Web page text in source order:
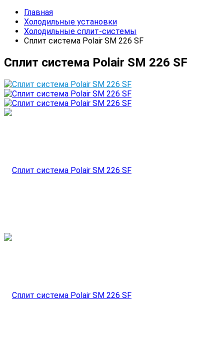
Главная
Холодильные установки
Холодильные сплит-системы
Сплит система Polair SM 226 SF
Сплит система Polair SM 226 SF